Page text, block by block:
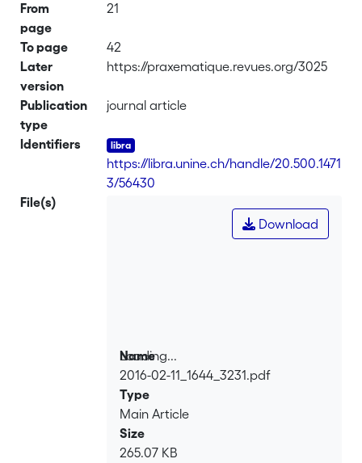
From
page
21
To page
42
Later
version
https://praxematique.revues.org/3025
Publication
type
journal article
Identifiers
https://libra.unine.ch/handle/20.500.1471
3/56430
File(s)
Loading...
Loading...
Download
Name
2016-02-11_1644_3231.pdf
Type
Main Article
Size
265.07 KB